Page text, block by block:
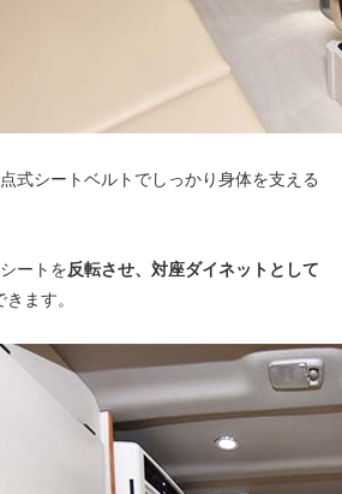
式シートベルトでしっかり身体を支える
ートを反転させ、対座ダイネットとして
ます。